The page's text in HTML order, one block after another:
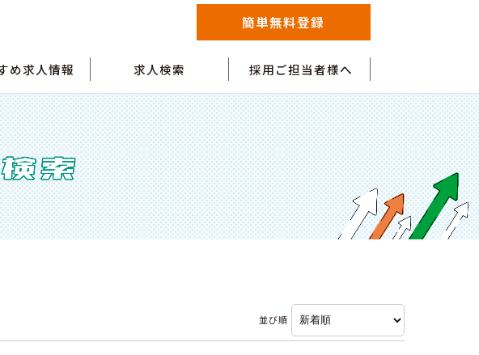
簡単無料登録
め求人情報 求人検索 採用ご担当者様へ
並び順